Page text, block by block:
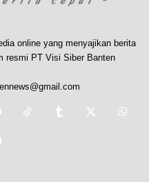
online yang menyajikan berita
resmi PT Visi Siber Banten